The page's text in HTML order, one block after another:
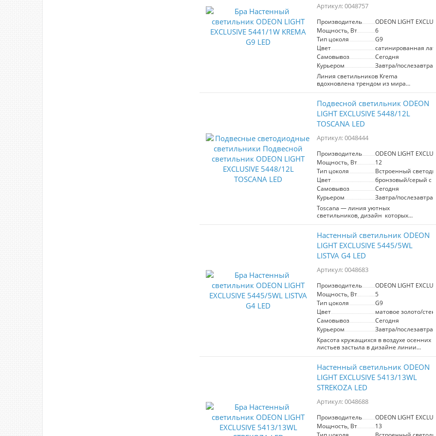
трех вариантах цвета - дымчатом,
прозрачном и белом матовом. Каждый
вручную по эскизам автора.
Композиция из стеклянного декора
напоминает стаю дельфинов афалин в
сверкающей глади воды.
Артикул: 0048757
Производитель
ODEON LIGHT
Мощность, Вт
6
Тип цоколя
G9
Цвет
сатинированная
Самовывоз
Сегодня
Курьером
Завтра/послезавтра
Линия светильников Krema
вдохновлена трендом из мира
ювелирного искусства ―
звеньев, красиво скомбинированных в
единое целое. Декоративные цепи
светильников Krema дополнены
элементами из натурального камня
травертина природного кремового
цвета. Стеклянные плафоны с
декорированы нитью из натурального
джута, благодаря этому светильники
смотрятся как ювелирное украшение с
элементами природного стиля и
создают неповторимую атмосферу
уюта и тепла в интерьерах.
Подвесной светильник ODEON
LIGHT EXCLUSIVE 5448/12L
TOSCANA LED
Артикул: 0048444
Производитель
ODEON LIGHT
Мощность, Вт
12
Тип цоколя
Встроенный
Цвет
бронзовый/серый с
Самовывоз
Сегодня
Курьером
Завтра/послезавтра
Tosсana ― линия уютных
светильников, дизайн которых
вдохновлен красотой южной природы.
искусственного мрамора в бежево-
серых тонах с характерным природным
принтом и напоминают половинки
зрелых зерен, аккуратно выложенных в
фигуры. Светодиодный свет 3000K
мягко рассеивается и придает
Настенный светильник ODEON
LIGHT EXCLUSIVE 5445/5WL
LISTVA G4 LED
Артикул: 0048683
Производитель
ODEON LIGHT
Мощность, Вт
5
Тип цоколя
G9
Цвет
матовое золото/
Самовывоз
Сегодня
Курьером
Завтра/послезавтра
Красота кружащихся в воздухе осенних
листьев застыла в дизайне линии
светильников Listva. Изящный
идеальным украшением обеденной
зоны. Декоративные листья выполнены
вручную в точности по эскизам
дизайнера и имеют четыре оттенка -
коньячный, дымчатый, прозрачный и с
эффектом бензинового градиента.
регулировать по высоте благодаря
тросам и создавать уникальную форму
Настенный светильник ODEON
LIGHT EXCLUSIVE 5413/13WL
STREKOZA LED
Артикул: 0048688
Производитель
ODEON LIGHT
Мощность, Вт
13